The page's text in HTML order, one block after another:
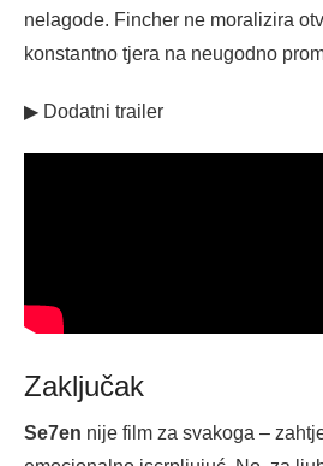
nelagode. Fincher ne moralizira
konstantno tjera na neugodno
▶ Dodatni trailer
Zaključak
Se7en nije film za svakoga –